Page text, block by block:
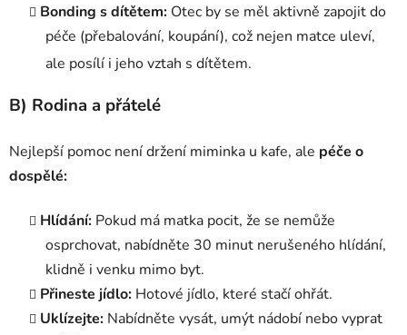
Bonding s dítětem: Otec by se měl aktivně zapojit do
péče (přebalování, koupání), což nejen matce uleví,
ale posílí i jeho vztah s dítětem.
B) Rodina a přátelé
Nejlepší pomoc není držení miminka u kafe, ale péče o
dospělé:
Hlídání: Pokud má matka pocit, že se nemůže
osprchovat, nabídněte 30 minut nerušeného hlídání,
klidně i venku mimo byt.
Přineste jídlo: Hotové jídlo, které stačí ohřát.
Uklízejte: Nabídněte vysát, umýt nádobí nebo vyprat